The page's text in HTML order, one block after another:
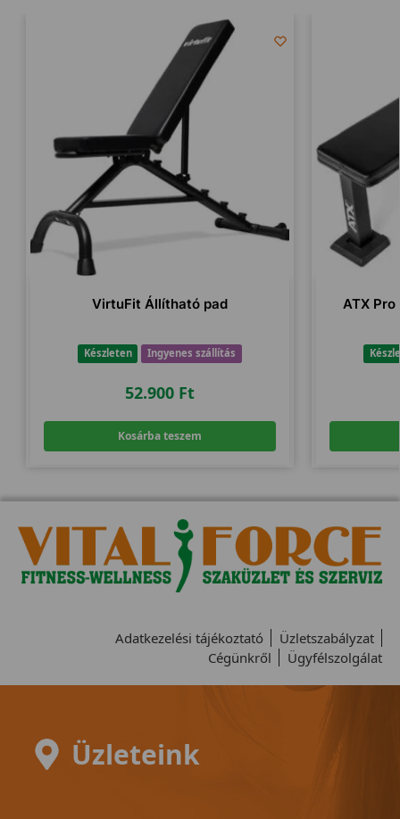
VirtuFit Állítható pad
Készleten Ingyenes szállítás
52.900 Ft
Kosárba teszem
ATX
Adatkezelési tájékoztató
Üzletszabályzat
Cégünkről
Ügyfélszolgálat
Üzleteink